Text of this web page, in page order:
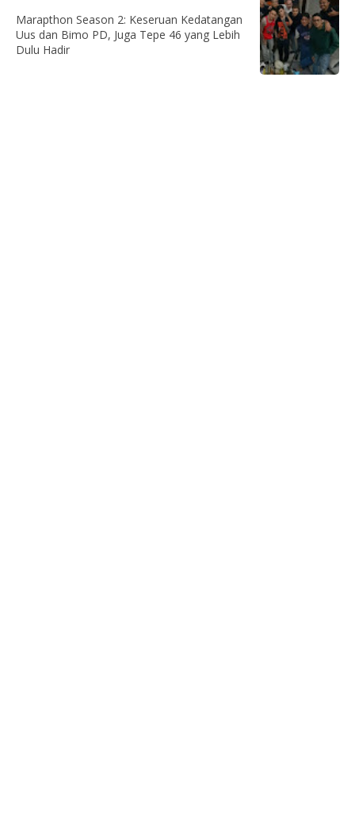
Marapthon Season 2: Keseruan Kedatangan
Uus dan Bimo PD, Juga Tepe 46 yang Lebih
Dulu Hadir